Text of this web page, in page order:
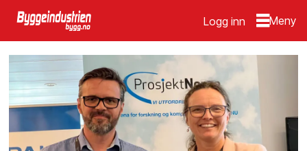
Logg inn